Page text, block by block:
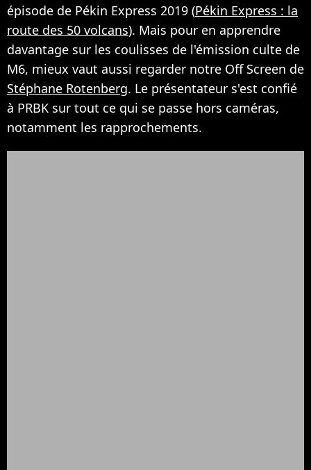
épisode de Pékin Express 2019 (Pékin Express : la
route des 50 volcans). Mais pour en apprendre
davantage sur les coulisses de l'émission culte de
M6, mieux vaut aussi regarder notre Off Screen de
Stéphane Rotenberg. Le présentateur s'est confié
à PRBK sur tout ce qui se passe hors caméras,
notamment les rapprochements.